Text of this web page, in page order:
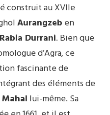
construit au XVIIe
Aurangzeb en
Rabia Durrani. Bien que
d’Agra, ce
fascinante de
des éléments de
lui-même. Sa